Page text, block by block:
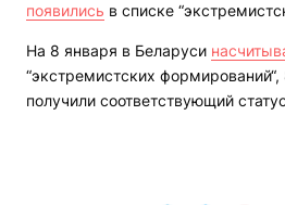
появились в списке
На 8 января в Беларуси
“экстремистских
получили соответствующий